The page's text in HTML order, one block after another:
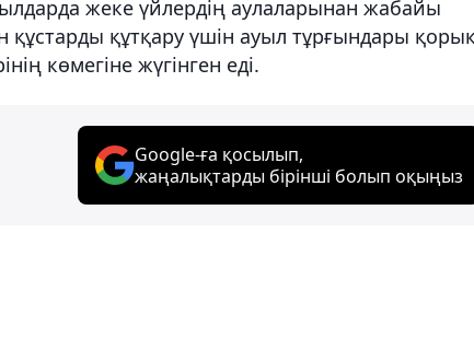
жеке үйлердің аулаларынан жабайы
құстарды құтқару үшін ауыл тұрғындары
көмегіне жүгінген еді.
Google-ға қосылып,
жаңалықтарды бірінші болып оқыңыз